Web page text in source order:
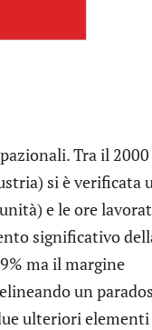
Tra il
si è verificata
e le ore
significativo
ma il margine
un
ulteriori elementi